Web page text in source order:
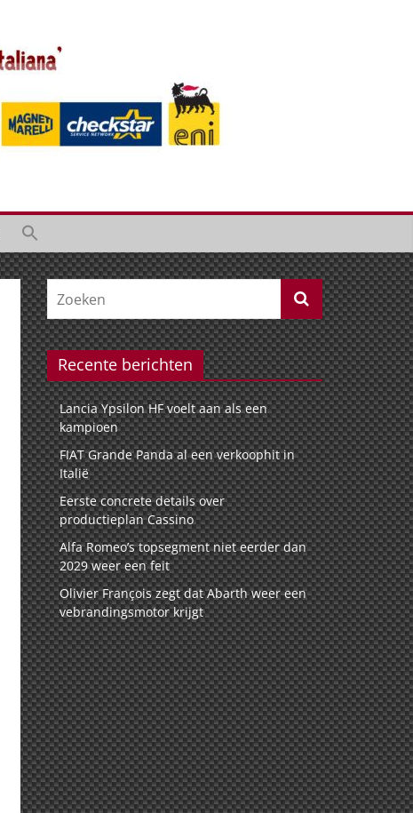
Recente berichten
Lancia Ypsilon HF voelt aan als een
kampioen
FIAT Grande Panda al een verkoophit in
Italië
Eerste concrete details over
productieplan Cassino
Alfa Romeo’s topsegment niet eerder dan
2029 weer een feit
Olivier François zegt dat Abarth weer een
vebrandingsmotor krijgt